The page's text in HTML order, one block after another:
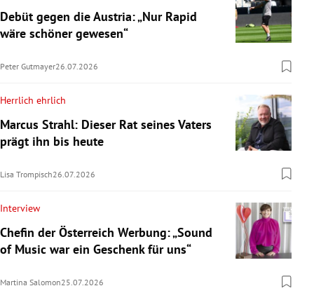
Debüt gegen die Austria: „Nur Rapid
wäre schöner gewesen“
Peter Gutmayer26.07.2026
Herrlich ehrlich
Marcus Strahl: Dieser Rat seines Vaters
prägt ihn bis heute
Lisa Trompisch26.07.2026
Interview
Chefin der Österreich Werbung: „Sound
of Music war ein Geschenk für uns“
Martina Salomon25.07.2026